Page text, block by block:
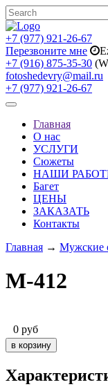
+7 (977) 921-26-67
Перезвоните мне
+7 (916) 875-35-30
fotoshedevry@mail.ru
+7 (977) 921-26-67
Toggle
navigationГлавная
О нас
УСЛУГИ
Сюжеты
НАШИ
Багет
ЦЕНЫ
ЗАКАЗАТЬ
Контакты
Главная → Мужские
M-412
0 руб